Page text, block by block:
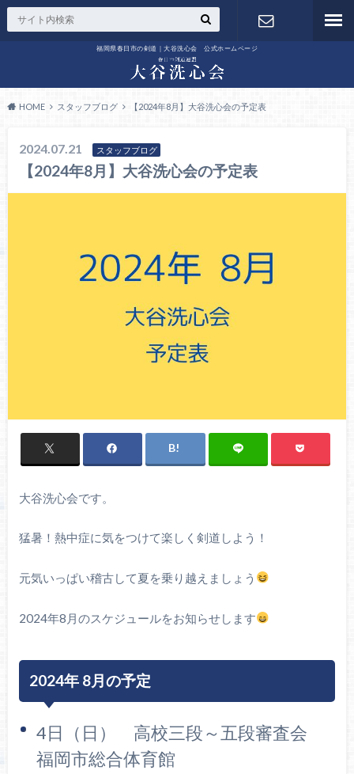
福岡県春日市の剣道｜大谷洗心会 公式ホームページ
HOME スタッフブログ 【2024年8月】大谷洗心会の予定表
2024.07.21 スタッフブログ
【2024年8月】大谷洗心会の予定表
大谷洗心会です。
猛暑！熱中症に気をつけて楽しく剣道しよう！
元気いっぱい稽古して夏を乗り越えましょう
2024年8月のスケジュールをお知らせします
2024年 8月の予定
4日（日） 高校三段～五段審査会
福岡市総合体育館